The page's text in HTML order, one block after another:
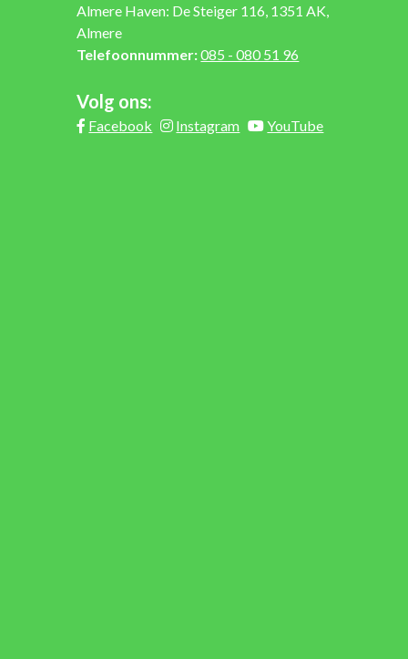
Almere Haven: De Steiger 116, 1351 AK,
Almere
Telefoonnummer:085 - 080 51 96
Volg ons:
Facebook Instagram YouTube